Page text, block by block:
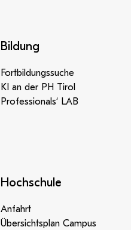
Bildung
Fortbildungssuche
KI an der PH Tirol
Professionals‘ LAB
Hochschule
Anfahrt
Übersichtsplan Campus